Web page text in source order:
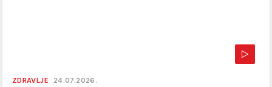
ZDRAVLJE 24.07.2026.